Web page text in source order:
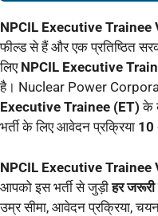
NPCIL Executive Trainee
फील्ड से हैं और एक प्रतिष्ठित
लिए NPCIL Executive
है। Nuclear Power
Executive Trainee (ET) के
भर्ती के लिए आवेदन प्रक्रिया 10
NPCIL Executive Trainee
आपको इस भर्ती से जुड़ीहर जरूरी
उम्र सीमा, आवेदन प्रक्रिया,